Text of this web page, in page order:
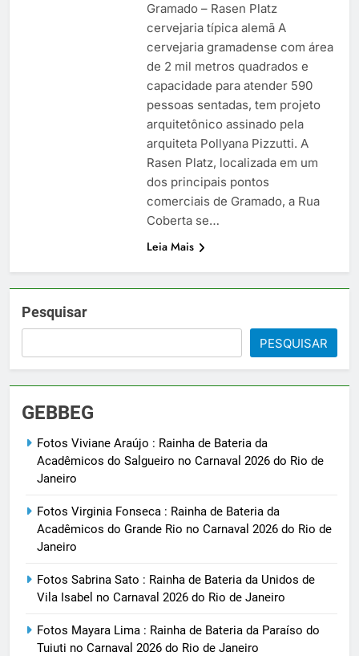
Gramado – Rasen Platz
cervejaria típica alemã A
cervejaria gramadense com área
de 2 mil metros quadrados e
capacidade para atender 590
pessoas sentadas, tem projeto
arquitetônico assinado pela
arquiteta Pollyana Pizzutti. A
Rasen Platz, localizada em um
dos principais pontos
comerciais de Gramado, a Rua
Coberta se…
Leia Mais
Pesquisar
PESQUISAR
GEBBEG
Fotos Viviane Araújo : Rainha de Bateria da
Acadêmicos do Salgueiro no Carnaval 2026 do Rio de
Janeiro
Fotos Virginia Fonseca : Rainha de Bateria da
Acadêmicos do Grande Rio no Carnaval 2026 do Rio de
Janeiro
Fotos Sabrina Sato : Rainha de Bateria da Unidos de
Vila Isabel no Carnaval 2026 do Rio de Janeiro
Fotos Mayara Lima : Rainha de Bateria da Paraíso do
Tuiuti no Carnaval 2026 do Rio de Janeiro